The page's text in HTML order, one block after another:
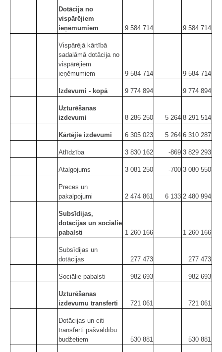
Dotācija no
vispārējiem
ieņēmumiem
9 584 714 9 584 714
Vispārējā kārtībā
sadalāmā dotācija no
vispārējiem
ieņēmumiem
9 584 714 9 584 714
Izdevumi - kopā 9 774 894 9 774 894
Uzturēšanas
izdevumi
8 286 250 5 264 8 291 514
Kārtējie izdevumi 6 305 023 5 264 6 310 287
Atlīdzība 3 830 162 -869 3 829 293
Atalgojums 3 081 250 -700 3 080 550
Preces un
pakalpojumi
2 474 861 6 133 2 480 994
Subsīdijas,
dotācijas un sociālie
pabalsti
1 260 166 1 260 166
Subsīdijas un
dotācijas
277 473 277 473
Sociālie pabalsti 982 693 982 693
Uzturēšanas
izdevumu transferti
721 061 721 061
Dotācijas un citi
transferti pašvaldību
budžetiem
530 881 530 881